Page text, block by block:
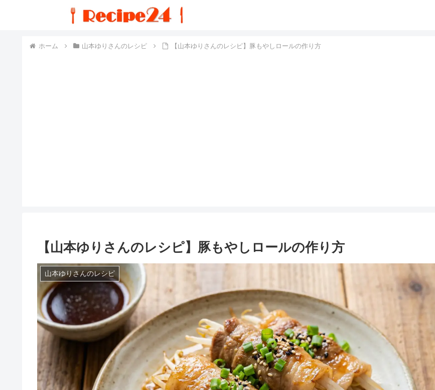
ホーム 山本ゆりさんのレシピ 【山本ゆりさんのレシピ】豚もやしロールの作り方
【山本ゆりさんのレシピ】豚もやしロールの作り方
山本ゆりさんのレシピ